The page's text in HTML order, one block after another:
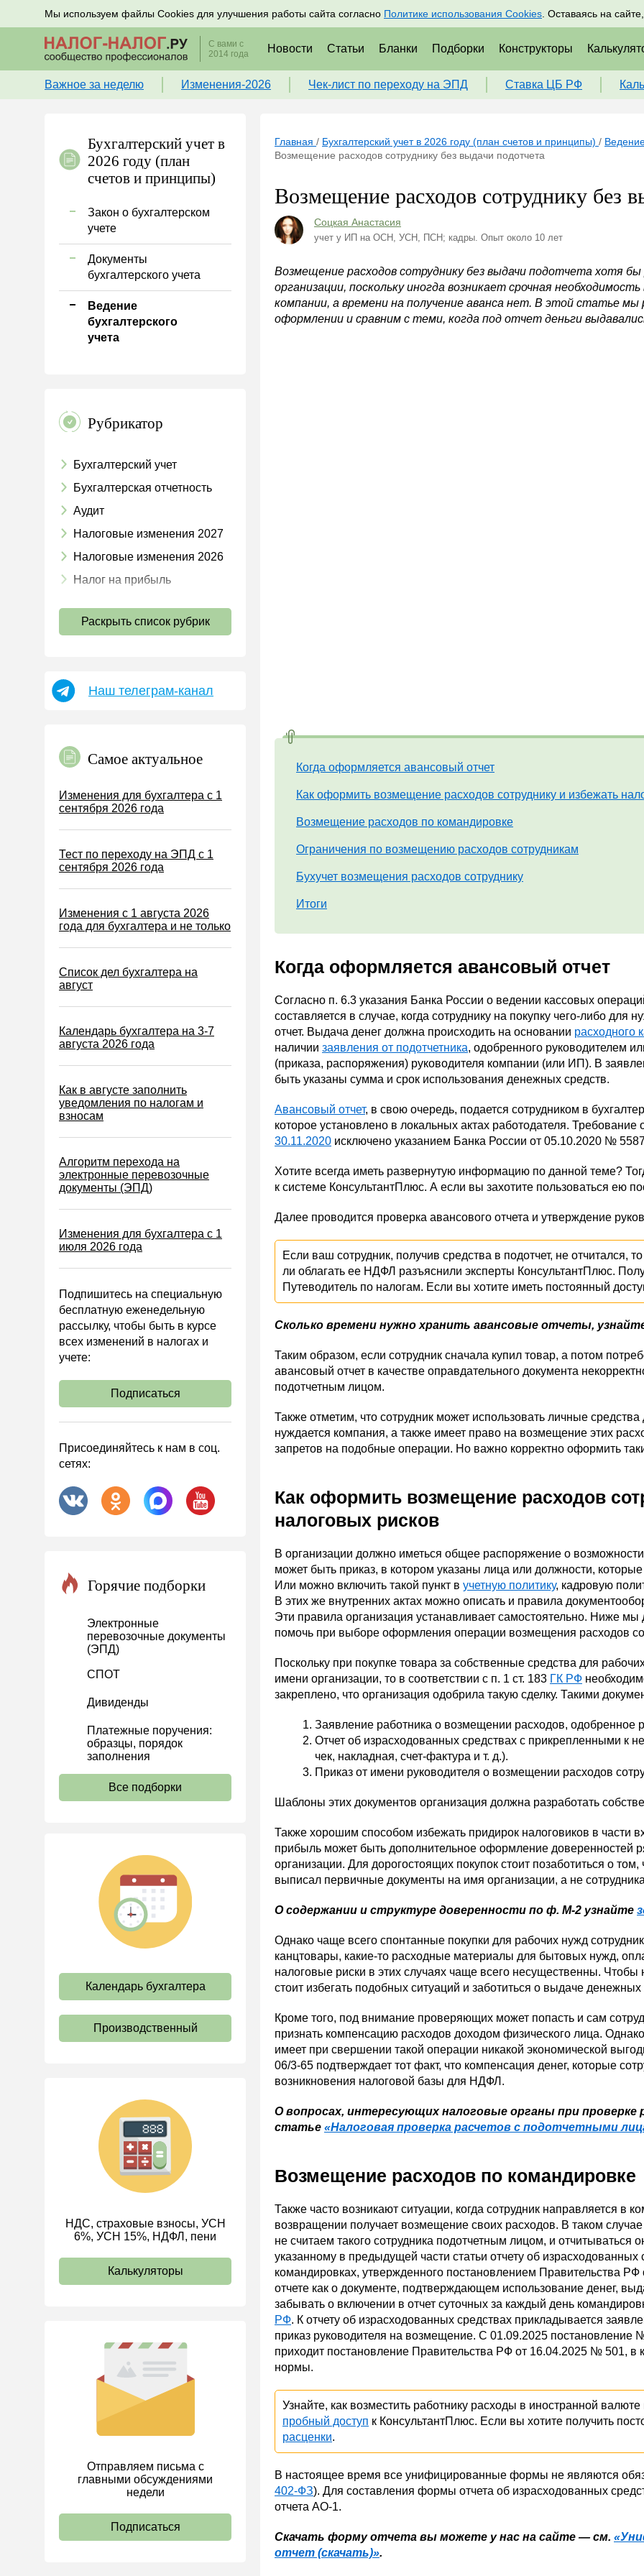
Мы используем файлы Cookies для улучшения работы сайта согласно Политике использования Cookies . Оставаясь на
Подписывайтесь на новости по налогам, учету и кадрам Подписаться
С вами с
2014 года
Новости Статьи Бланки Подборки Конструкторы
Важное за неделю Изменения-2026 Чек-лист по переходу на ЭПД Ставка ЦБ РФ
Бухгалтерский учет в
2026 году (план
счетов и принципы)
Закон о бухгалтерском
учете
Документы
бухгалтерского учета
Ведение
бухгалтерского
учета
Рубрикатор
Бухгалтерский учет
Бухгалтерская отчетность
Аудит
Налоговые изменения 2027
Налоговые изменения 2026
Налог на прибыль
Страховые взносы 2026
УСН
Земельный налог
Налог на рекламу
Торговый сбор
Туристический налог
Водный налог
Экологический налог
Налог на игорный бизнес
Акцизы
Возврат и зачет налогов
Налоговые проверки
Ответственность
Статистика
Онлайн-кассы ККТ ККМ
Управленческий учет
Анализ хозяйственной
Охрана труда и аттестация
Охрана труда
Налоговое планирование
Финансовый контроль
Договоры
ООО
АО
Госзакупки
Проекты
Расчеты
Учет затрат
Учет ОС и НМА
Учет МПЗ
Основы трудового
законодательства
Прием на работу и переводы
Увольнение
локальные акты
Рабочее время и режим
труда
Отпуск и время отдыха
Оплата труда
Ответственность и
взыскания
Пенсии
Трудовые книжки
Кадровые документы и
образцы
Персональные данные
ИП
Раскрыть список рубрик
Наш телеграм-канал
Самое актуальное
Изменения для бухгалтера с 1
сентября 2026 года
Тест по переходу на ЭПД с 1
сентября 2026 года
Изменения с 1 августа 2026
года для бухгалтера и не только
Список дел бухгалтера на
август
Календарь бухгалтера на 3-7
августа 2026 года
Как в августе заполнить
уведомления по налогам и
взносам
Алгоритм перехода на
электронные перевозочные
документы (ЭПД)
Изменения для бухгалтера с 1
июля 2026 года
Подпишитесь на специальную
бесплатную еженедельную
рассылку, чтобы быть в курсе
всех изменений в налогах и
учете:
Подписаться
Присоединяйтесь к нам в соц.
сетях:
Горячие подборки
Электронные
перевозочные документы
(ЭПД)
СПОТ
Дивиденды
Платежные поручения:
образцы, порядок
заполнения
Все подборки
Календарь бухгалтера
Производственный
НДС, страховые взносы, УСН
6%, УСН 15%, НДФЛ, пени
Калькуляторы
Отправляем письма с
главными обсуждениями
недели
Подписаться
Главная / Бухгалтерский учет в 2026 году (план счетов и принципы) /
Возмещение расходов сотруднику без выдачи подотчета
Возмещение расходов сотруднику без
Соцкая Анастасия
учет у ИП на ОСН, УСН, ПСН; кадры. Опыт около 10 лет
Возмещение расходов сотруднику без выдачи подотчета хотя
организации, поскольку иногда возникает срочная
компании, а времени на получение аванса нет. В этой статье мы
оформлении и сравним с теми, когда под отчет деньги
Когда оформляется авансовый отчет
Как оформить возмещение расходов сотруднику и избежать
Возмещение расходов по командировке
Ограничения по возмещению расходов сотрудникам
Бухучет возмещения расходов сотруднику
Итоги
Когда оформляется авансовый отчет
Согласно п. 6.3 указания Банка России о ведении кассовых
составляется в случае, когда сотруднику на покупку чего-либо
отчет. Выдача денег должна происходить на основании расходного
наличии заявления от подотчетника, одобренного руководителем
(приказа, распоряжения) руководителя компании (или ИП). В
быть указаны сумма и срок использования денежных средств.
Авансовый отчет, в свою очередь, подается сотрудником в
которое установлено в локальных актах работодателя.
30.11.2020 исключено указанием Банка России от 05.10.2020 №
Хотите всегда иметь развернутую информацию по данной теме?
к системе КонсультантПлюс. А если вы захотите пользоваться ею
Далее проводится проверка авансового отчета и утверждение
Если ваш сотрудник, получив средства в подотчет, не отчитался,
ли облагать ее НДФЛ разъяснили эксперты КонсультантПлюс.
Путеводитель по налогам. Если вы хотите иметь постоянный
Сколько времени нужно хранить авансовые отчеты,
Таким образом, если сотрудник сначала купил товар, а потом
авансовый отчет в качестве оправдательного документа
подотчетным лицом.
Также отметим, что сотрудник может использовать личные
нуждается компания, а также имеет право на возмещение этих
запретов на подобные операции. Но важно корректно оформить
Как оформить возмещение расходов
налоговых рисков
В организации должно иметься общее распоряжение о
может быть приказ, в котором указаны лица или должности,
Или можно включить такой пункт в учетную политику, кадровую
В этих же внутренних актах можно описать и правила
Эти правила организация устанавливает самостоятельно. Ниже
помочь при выборе оформления операции возмещения расходов
Поскольку при покупке товара за собственные средства для
имени организации, то в соответствии с п. 1 ст. 183 ГК РФ
закреплено, что организация одобрила такую сделку. Такими
Заявление работника о возмещении расходов, одобренное
Отчет об израсходованных средствах с прикрепленными к
чек, накладная, счет-фактура и т. д.).
Приказ от имени руководителя о возмещении расходов
Шаблоны этих документов организация должна разработать
Также хорошим способом избежать придирок налоговиков в части
прибыль может быть дополнительное оформление доверенностей
организации. Для дорогостоящих покупок стоит позаботиться о
выписал первичные документы на имя организации, а не
О содержании и структуре доверенности по ф. М-2 узнайте
Однако чаще всего спонтанные покупки для рабочих нужд
канцтовары, какие-то расходные материалы для бытовых нужд,
налоговые риски в этих случаях чаще всего несущественны.
стоит избегать подобных ситуаций и заботиться о выдаче
Кроме того, под внимание проверяющих может попасть и сам
признать компенсацию расходов доходом физического лица.
имеет при свершении такой операции никакой экономической
06/3-65 подтверждает тот факт, что компенсация денег, которые
возникновения налоговой базы для НДФЛ.
О вопросах, интересующих налоговые органы при
статье «Налоговая проверка расчетов с подотчетными
Возмещение расходов по командировке
Также часто возникают ситуации, когда сотрудник направляется в
возвращении получает возмещение своих расходов. В таком
не считаем такого сотрудника подотчетным лицом, и отчитываться
указанному в предыдущей части статьи отчету об
командировках, утвержденного постановлением Правительства
отчете как о документе, подтверждающем использование денег,
забывать о включении в отчет суточных за каждый день
РФ. К отчету об израсходованных средствах прикладывается
приказ руководителя на возмещение. С 01.09.2025 постановление
приходит постановление Правительства РФ от 16.04.2025 № 501, в
нормы.
Узнайте, как возместить работнику расходы в иностранной
пробный доступ к КонсультантПлюс. Если вы хотите получить
расценки.
В настоящее время все унифицированные формы не являются
402-ФЗ). Для составления формы отчета об израсходованных
отчета АО-1.
Скачать форму отчета вы можете у нас на сайте — см.
отчет (скачать)».